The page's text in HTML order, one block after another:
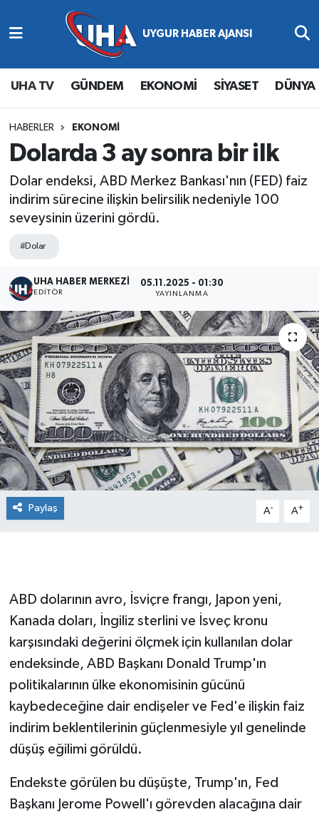
UHA TV GÜNDEM EKONOMİ SİYASET DÜNYA
HABERLER EKONOMİ
Dolarda 3 ay sonra bir ilk
Dolar endeksi, ABD Merkez Bankası'nın (FED) faiz
indirim sürecine ilişkin belirsilik nedeniyle 100
seveysinin üzerini gördü.
#Dolar
UHA HABER MERKEZİ
EDITÖR
05.11.2025 - 01:30
YAYINLANMA
Paylaş A- A+
ABD dolarının avro, İsviçre frangı, Japon yeni,
Kanada doları, İngiliz sterlini ve İsveç kronu
karşısındaki değerini ölçmek için kullanılan dolar
endeksinde, ABD Başkanı Donald Trump'ın
politikalarının ülke ekonomisinin gücünü
kaybedeceğine dair endişeler ve Fed'e ilişkin faiz
indirim beklentilerinin güçlenmesiyle yıl genelinde
düşüş eğilimi görüldü.
Endekste görülen bu düşüşte, Trump'ın, Fed
Başkanı Jerome Powell'ı görevden alacağına dair
Abone Ol
Gündem
Ekonomi
Magazin
Siyaset
Nöbetçi Eczaneler
Hava Durumu
Namaz Vakitleri
Trafik Durumu
Süper Lig Puan Durumu ve Fikstür
Haber Arşivi